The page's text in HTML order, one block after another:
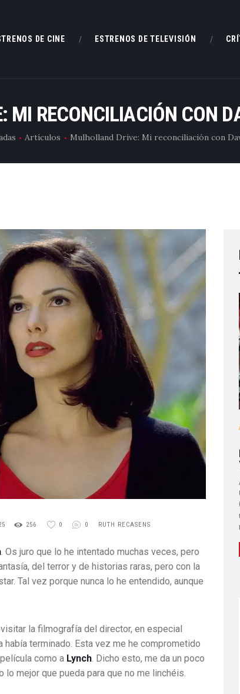
DE CINE ESTRENOS DE TELEVISIÓN
MI RECONCILIACIÓN CON
Artículos Mulholland Drive: Mi reconciliación con
DE BBK
Y CONDICIONES
256 0 0 RUTH RECASENS
. Os juro que lo he intentado muchas veces, pero
del terror y de historias raras, pero con la
Tal vez porque nunca lo he entendido, aunque
la filmografía del director, en especial
había terminado. Esta vez me he comprometido
como a Lynch . Dicho esto, me da un poco
lo mejor que pueda para que no me linchéis.